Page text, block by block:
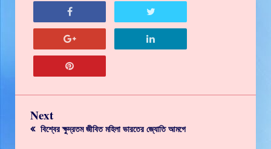
Next
বিশ্বের ক্ষুদ্রতম জীবিত মহিলা ভারতের জ্যোতি আমগে